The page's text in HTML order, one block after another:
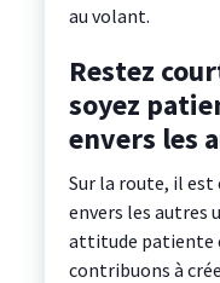
au volant.
Restez
soyez
envers les
Sur la route, il
envers les autres
attitude patiente
contribuons à